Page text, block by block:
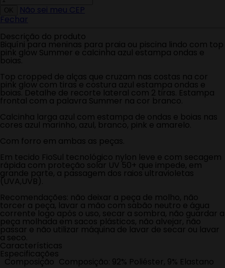
Não sei meu CEP
Fechar
Descrição do produto
Biquíni para meninas para praia ou piscina lindo com top
pink glow Summer e calcinha azul estampa ondas e
boias.
Top cropped de alças que cruzam nas costas na cor
pink glow com tiras e costura azul estampa ondas e
boias. Detalhe de recorte lateral com 2 tiras. Estampa
frontal com a palavra Summer na cor branco.
Calcinha larga azul com estampa de ondas e boias nas
cores azul marinho, azul, branco, pink e amarelo.
Com forro em ambas as peças.
Em tecido FioSul tecnológico nylon leve e com secagem
rápida com proteção solar UV 50+ que impede, em
grande parte, a passagem dos raios ultravioletas
(UVA,UVB).
Recomendações: não deixar a peça de molho, não
torcer a peça, lavar a mão com sabão neutro e água
corrente logo após o uso, secar a sombra, não guardar a
peça molhada em sacos plásticos, não alvejar, não
passar e não utilizar máquina de lavar de secar ou lavar
a seco.
Características
Especificações
Composição Composição: 92% Poliéster, 9% Elastano